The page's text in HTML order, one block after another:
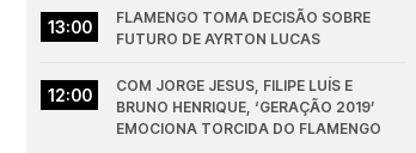
13:00
FLAMENGO TOMA DECISÃO SOBRE
FUTURO DE AYRTON LUCAS
12:00
COM JORGE JESUS, FILIPE LUÍS E
BRUNO HENRIQUE, ‘GERAÇÃO 2019’
EMOCIONA TORCIDA DO FLAMENGO